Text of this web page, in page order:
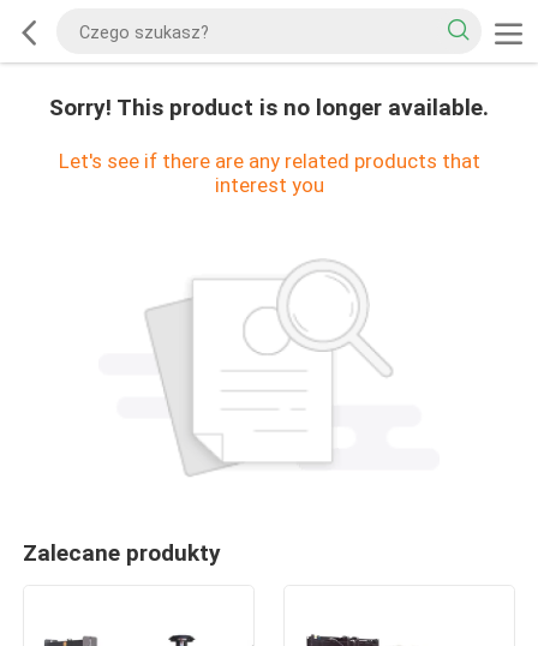
Sorry! This product is no longer available.
Let's see if there are any related products that
interest you
Zalecane produkty